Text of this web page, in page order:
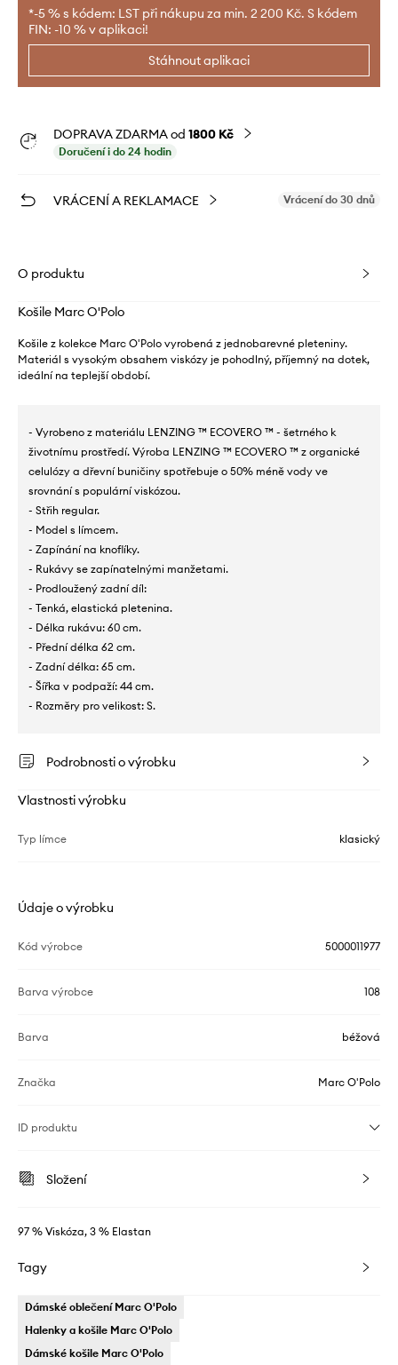
*-5 % s kódem: LST při nákupu za min. 2 200 Kč. S kódem
FIN: -10 % v aplikaci!
Stáhnout aplikaci
DOPRAVA ZDARMA od 1800 Kč
Doručení i do 24 hodin
VRÁCENÍ A REKLAMACE Vrácení do 30 dnů
O produktu
Košile Marc O'Polo
Košile z kolekce Marc O'Polo vyrobená z jednobarevné pleteniny.
Materiál s vysokým obsahem viskózy je pohodlný, příjemný na dotek,
ideální na teplejší období.
- Vyrobeno z materiálu LENZING ™ ECOVERO ™ - šetrného k
životnímu prostředí. Výroba LENZING ™ ECOVERO ™ z organické
celulózy a dřevní buničiny spotřebuje o 50% méně vody ve
srovnání s populární viskózou.
- Střih regular.
- Model s límcem.
- Zapínání na knoflíky.
- Rukávy se zapínatelnými manžetami.
- Prodloužený zadní díl:
- Tenká, elastická pletenina.
- Délka rukávu: 60 cm.
- Přední délka 62 cm.
- Zadní délka: 65 cm.
- Šířka v podpaží: 44 cm.
- Rozměry pro velikost: S.
Podrobnosti o výrobku
Vlastnosti výrobku
Typ límce klasický
Údaje o výrobku
Kód výrobce 5000011977
Barva výrobce 108
Barva béžová
Značka Marc O'Polo
ID produktu
Složení
97 % Viskóza, 3 % Elastan
Tagy
Dámské oblečení Marc O'Polo
Halenky a košile Marc O'Polo
Dámské košile Marc O'Polo